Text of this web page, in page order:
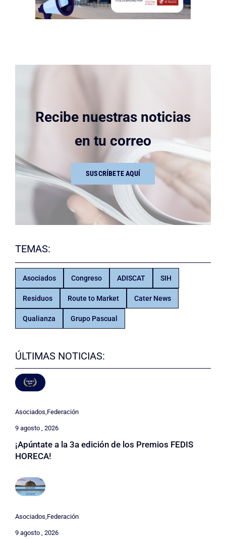
Recibe nuestras noticias
en tu correo
SUSCRÍBETE AQUÍ
TEMAS:
Asociados Congreso ADISCAT SIH
Residuos Route to Market Cater News
Qualianza Grupo Pascual
ÚLTIMAS NOTICIAS:
Asociados Federación
9 agosto , 2026
¡Apúntate a la 3a edición de los Premios FEDIS
HORECA!
Asociados Federación
9 agosto , 2026